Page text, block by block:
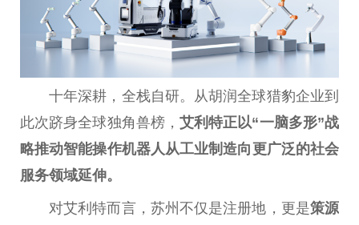
十年深耕，全栈自研。从胡润全球猎豹企业到
此次跻身全球独角兽榜， 艾利特正以“一脑多形”战
略推动智能操作机器人从工业制造向更广泛的社会
服务领域延伸。
对艾利特而言，苏州不仅是注册地，更是策源